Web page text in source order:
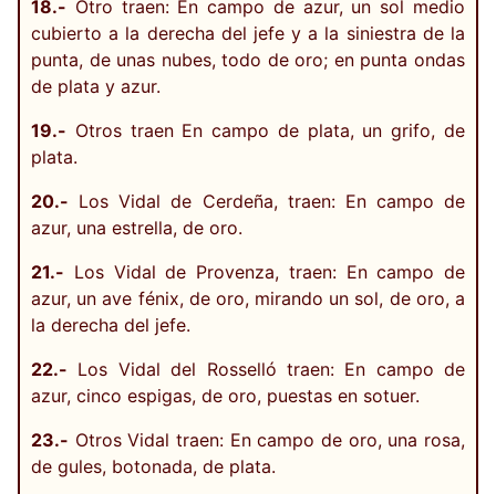
18.- Otro traen: En campo de azur, un sol medio
cubierto a la derecha del jefe y a la siniestra de la
punta, de unas nubes, todo de oro; en punta ondas
de plata y azur.
19.- Otros traen En campo de plata, un grifo, de
plata.
20.- Los Vidal de Cerdeña, traen: En campo de
azur, una estrella, de oro.
21.- Los Vidal de Provenza, traen: En campo de
azur, un ave fénix, de oro, mirando un sol, de oro, a
la derecha del jefe.
22.- Los Vidal del Rosselló traen: En campo de
azur, cinco espigas, de oro, puestas en sotuer.
23.- Otros Vidal traen: En campo de oro, una rosa,
de gules, botonada, de plata.